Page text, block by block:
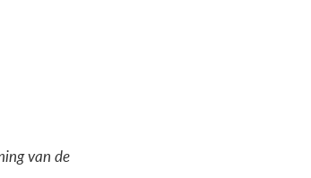
van de